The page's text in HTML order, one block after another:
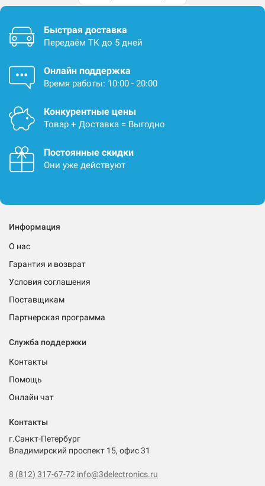
Быстрая доставка
Передаём ТК до 5 дней
Онлайн поддержка
Время работы: 10:00 - 20:00
Конкурентные цены
Товар + Доставка = Выгодно
Постоянные скидки
Они уже действуют
Информация
О нас
Гарантия и возврат
Условия соглашения
Поставщикам
Партнерская программа
Служба поддержки
Контакты
Помощь
Онлайн чат
Контакты
г.Санкт-Петербург
Владимирский проспект 15, офис 31
8 (812) 317-67-72 info@3delectronics.ru